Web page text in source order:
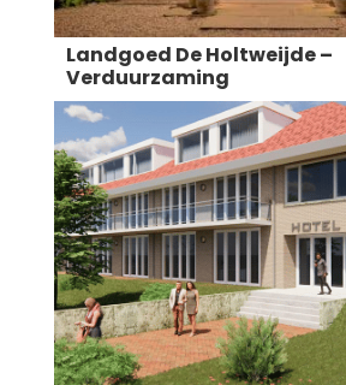
Landgoed De Holtweijde –
Verduurzaming